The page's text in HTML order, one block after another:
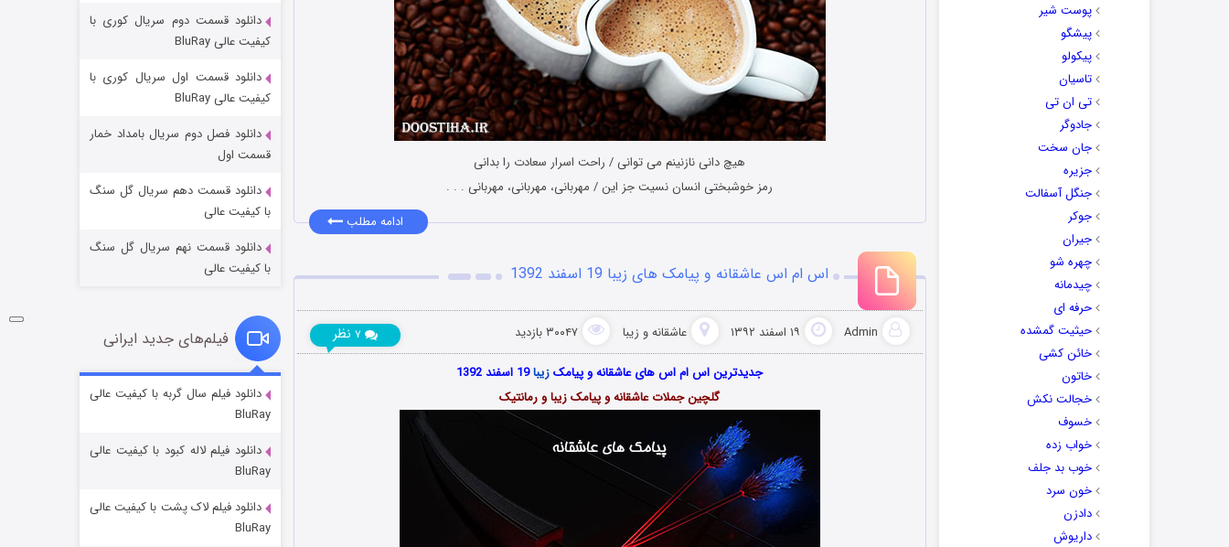
پوست شیر
پیشگو
پیکولو
تاسیان
تی ان تی
جادوگر
جان سخت
جزیره
جنگل آسفالت
جوکر
جیران
چهره شو
چیدمانه
حرفه ای
حیثیت گمشده
خائن کشی
خاتون
خجالت نکش
خسوف
خواب زده
خوب بد جلف
خون سرد
دادزن
داریوش
هیچ دانی نازنینم می توانی / راحت اسرار سعادت را بدانی
رمز خوشبختی انسان نسیت جز این / مهربانی، مهربانی، مهربانی . . .
ادامه مطلب
اس ام اس عاشقانه و پیامک های زیبا 19 اسفند 1392
Admin ۱۹ اسفند ۱۳۹۲ عاشقانه و زیبا ۳۰۰۴۷ بازدید نظر
جدیدترین اس ام اس های عاشقانه و پیامکزیبا19 اسفند 1392
گلچین جملات عاشقانه و پیامک زیبا و رمانتیک
شکست استوارت در نجات جهان
قسمت ۷ (زیرنویس) منتشر شد
شوگر فصل ۲
قسمت
دانلود قسمت دوم سریال کوری با
کیفیت عالی BluRay
دانلود قسمت اول سریال کوری با
کیفیت عالی BluRay
دانلود فصل دوم سریال بامداد خمار
قسمت اول
دانلود قسمت دهم سریال گل سنگ
با کیفیت عالی
دانلود قسمت نهم سریال گل سنگ
با کیفیت عالی
فیلم‌های جدید ایرانی
دانلود فیلم سال گربه با کیفیت عالی
BluRay
دانلود فیلم لاله کبود با کیفیت عالی
BluRay
دانلود فیلم لاک پشت با کیفیت عالی
BluRay